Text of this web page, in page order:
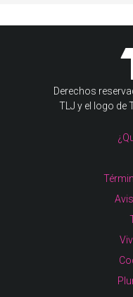
Derechos
TLJ y el logo de